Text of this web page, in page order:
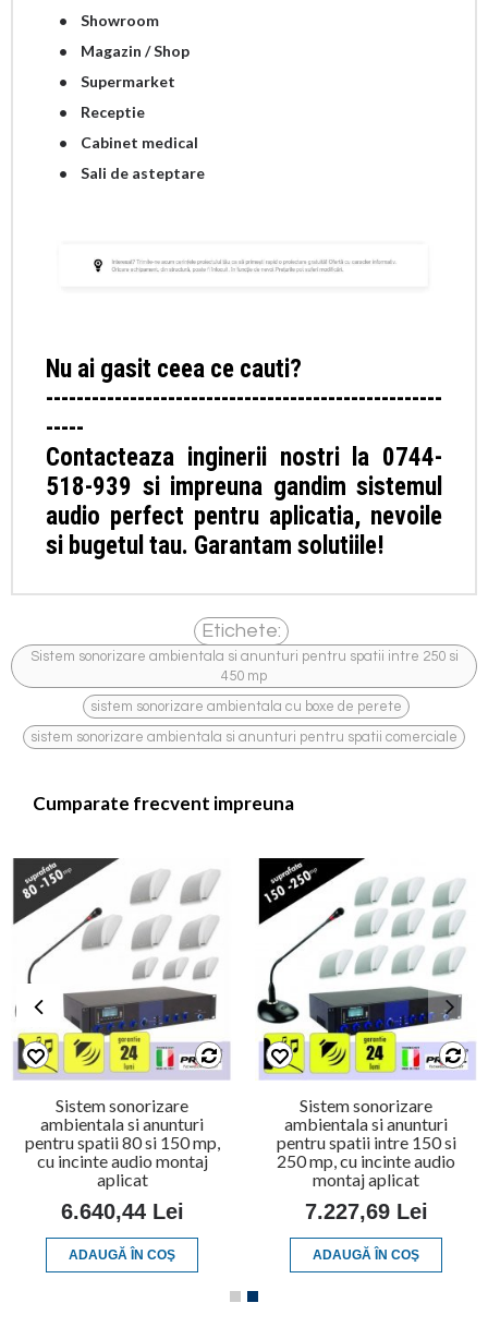
• Showroom
• Magazin / Shop
• Supermarket
• Receptie
• Cabinet medical
• Sali de asteptare
Nu ai gasit ceea ce cauti?
----------------------------------------------------
-----
Contacteaza inginerii nostri la 0744-
518-939 si impreuna gandim sistemul
audio perfect pentru aplicatia, nevoile
si bugetul tau. Garantam solutiile!
Etichete:
Sistem sonorizare ambientala si anunturi pentru spatii intre 250 si
450 mp
sistem sonorizare ambientala cu boxe de perete
sistem sonorizare ambientala si anunturi pentru spatii comerciale
Cumparate frecvent impreuna
Sistem sonorizare
ambientala si anunturi
pentru spatii 80 si 150 mp,
cu incinte audio montaj
aplicat
6.640,44 Lei
ADAUGĂ ÎN COŞ
Sistem sonorizare
ambientala si anunturi
pentru spatii intre 150 si
250 mp, cu incinte audio
montaj aplicat
7.227,69 Lei
ADAUGĂ ÎN COŞ